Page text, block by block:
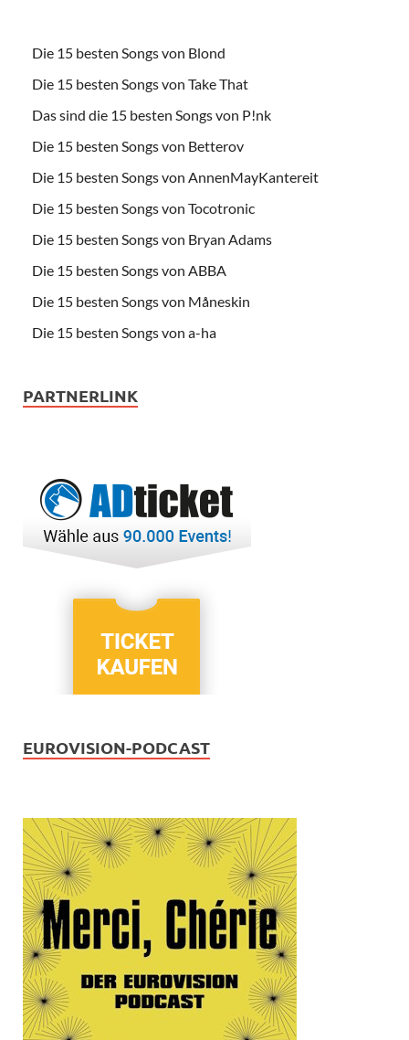
Die 15 besten Songs von Blond
Die 15 besten Songs von Take That
Das sind die 15 besten Songs von P!nk
Die 15 besten Songs von Betterov
Die 15 besten Songs von AnnenMayKantereit
Die 15 besten Songs von Tocotronic
Die 15 besten Songs von Bryan Adams
Die 15 besten Songs von ABBA
Die 15 besten Songs von Måneskin
Die 15 besten Songs von a-ha
PARTNERLINK
EUROVISION-PODCAST